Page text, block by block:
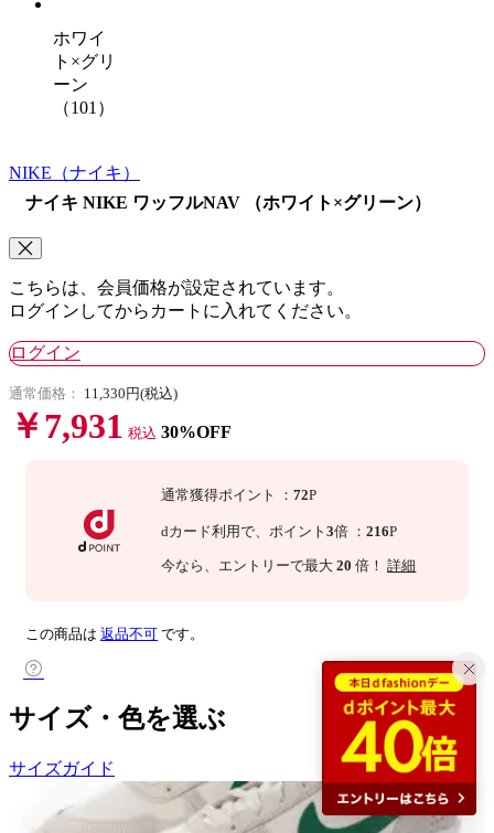
ホワイ
ト×グリ
ーン
（101）
NIKE （ナイキ）
ナイキ NIKE ワッフルNAV （ホワイト×グリーン）
こちらは、会員価格が設定されています。
ログインしてからカートに入れてください。
ログイン
通常価格： 11,330円(税込)
￥7,931 税込 30%OFF
通常獲得ポイント ：72P
dカード利用で、ポイント3倍 ：216P
今なら 、エントリーで最大 20 倍！詳細
この商品は 返品不可 です。
サイズ・色を選ぶ
サイズガイド